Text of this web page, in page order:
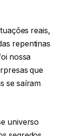
reais,
repentinas
nossa
que
se saíram
universo